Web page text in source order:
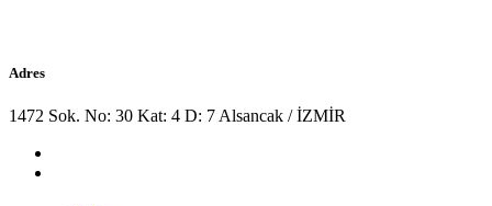
Adres
1472 Sok. No: 30 Kat: 4 D: 7 Alsancak / İZMİR